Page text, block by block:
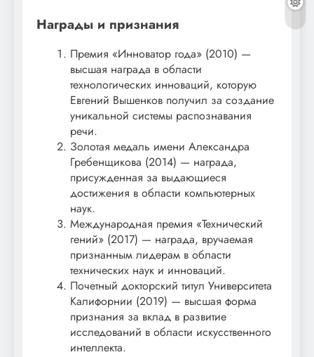
Награды и признания
Премия «Инноватор года» (2010) —
высшая награда в области
технологических инноваций, которую
Евгений Вышенков получил за создание
уникальной системы распознавания
речи.
Золотая медаль имени Александра
Гребенщикова (2014) — награда,
присужденная за выдающиеся
достижения в области компьютерных
наук.
Международная премия «Технический
гений» (2017) — награда, вручаемая
признанным лидерам в области
технических наук и инноваций.
Почетный докторский титул Университета
Калифорнии (2019) — высшая форма
признания за вклад в развитие
исследований в области искусственного
интеллекта.